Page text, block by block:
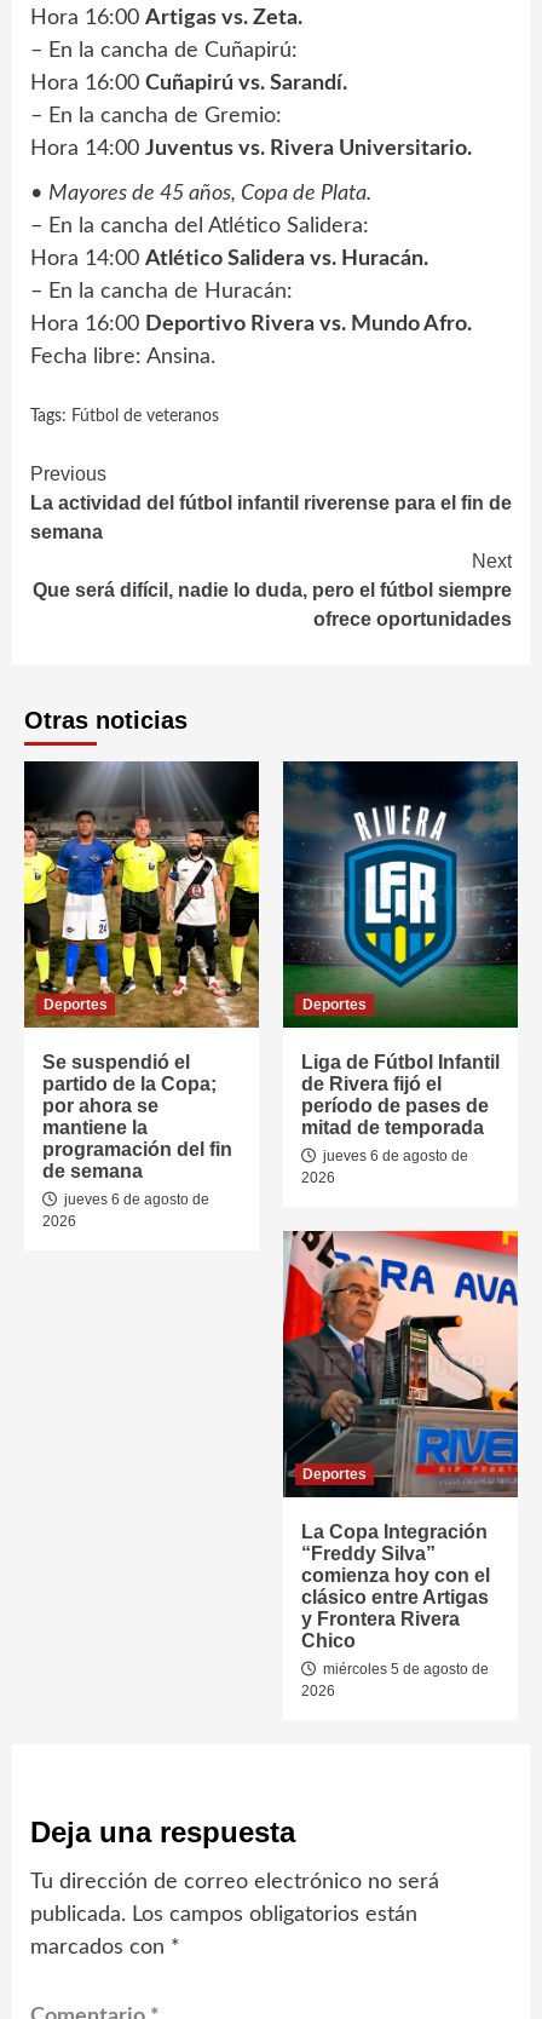
Hora 16:00 Artigas vs. Zeta.
– En la cancha de Cuñapirú:
Hora 16:00 Cuñapirú vs. Sarandí.
– En la cancha de Gremio:
Hora 14:00 Juventus vs. Rivera Universitario.
• Mayores de 45 años, Copa de Plata.
– En la cancha del Atlético Salidera:
Hora 14:00 Atlético Salidera vs. Huracán.
– En la cancha de Huracán:
Hora 16:00 Deportivo Rivera vs. Mundo Afro.
Fecha libre: Ansina.
Tags: Fútbol de veteranos
Continue
Reading
Previous
La actividad del fútbol infantil riverense para el fin de
semana
Next
Que será difícil, nadie lo duda, pero el fútbol siempre
ofrece oportunidades
Otras noticias
Deportes
Se suspendió el
partido de la Copa;
por ahora se
mantiene la
programación del fin
de semana
jueves 6 de agosto de
2026
Deportes
Liga de Fútbol Infantil
de Rivera fijó el
período de pases de
mitad de temporada
jueves 6 de agosto de
2026
Deportes
La Copa Integración
“Freddy Silva”
comienza hoy con el
clásico entre Artigas
y Frontera Rivera
Chico
miércoles 5 de agosto de
2026
Deja una respuesta
Tu dirección de correo electrónico no será
publicada. Los campos obligatorios están
marcados con *